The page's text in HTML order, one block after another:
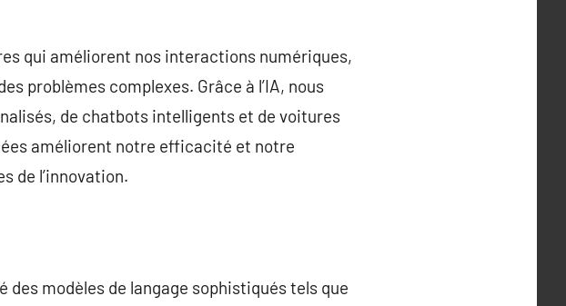
qui améliorent nos interactions numériques,
problèmes complexes. Grâce à l’IA, nous
de chatbots intelligents et de voitures
améliorent notre efficacité et notre
de l’innovation.
des modèles de langage sophistiqués tels que